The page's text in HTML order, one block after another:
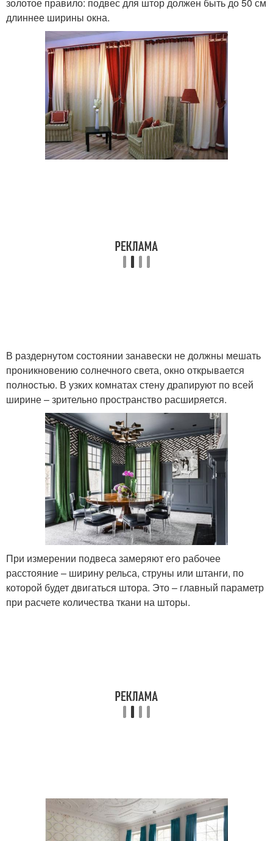
длиннее ширины окна.
В раздернутом состоянии занавески не должны мешать
проникновению солнечного света, окно открывается
полностью. В узких комнатах стену драпируют по всей
ширине – зрительно пространство расширяется.
При измерении подвеса замеряют его рабочее
расстояние – ширину рельса, струны или штанги, по
которой будет двигаться штора. Это – главный параметр
при расчете количества ткани на шторы.